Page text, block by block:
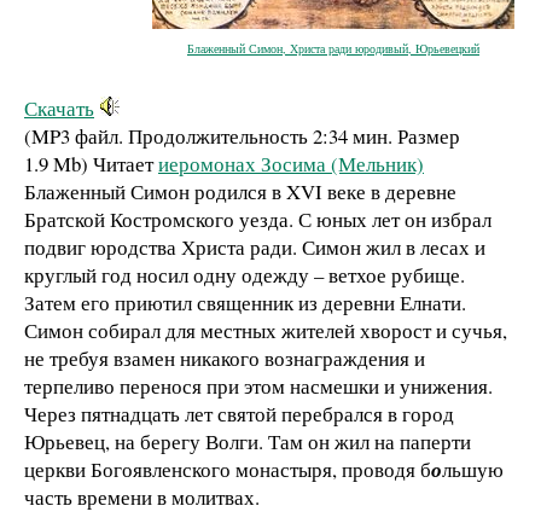
Блаженный Симон, Христа ради юродивый, Юрьевецкий
Скачать
(MP3 файл. Продолжительность2:34 мин. Размер
1.9 Mb) Читаетиеромонах Зосима (Мельник)
Блаженный Симон родился в XVI веке в деревне
Братской Костромского уезда. С юных лет он избрал
подвиг юродства Христа ради. Симон жил в лесах и
круглый год носил одну одежду – ветхое рубище.
Затем его приютил священник из деревни Елнати.
Симон собирал для местных жителей хворост и сучья,
не требуя взамен никакого вознаграждения и
терпеливо перенося при этом насмешки и унижения.
Через пятнадцать лет святой перебрался в город
Юрьевец, на берегу Волги. Там он жил на паперти
церкви Богоявленского монастыря, проводя большую
часть времени в молитвах.